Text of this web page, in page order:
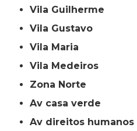
Vila Guilherme
Vila Gustavo
Vila Maria
Vila Medeiros
Zona Norte
av casa verde
av direitos humanos